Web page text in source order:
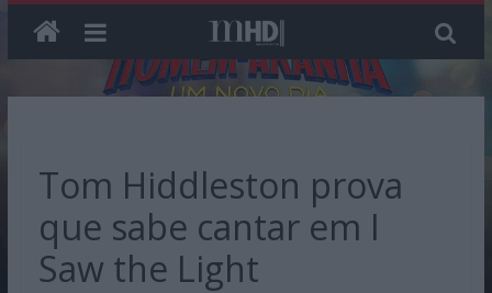
Tom Hiddleston prova
que sabe cantar em I
Saw the Light